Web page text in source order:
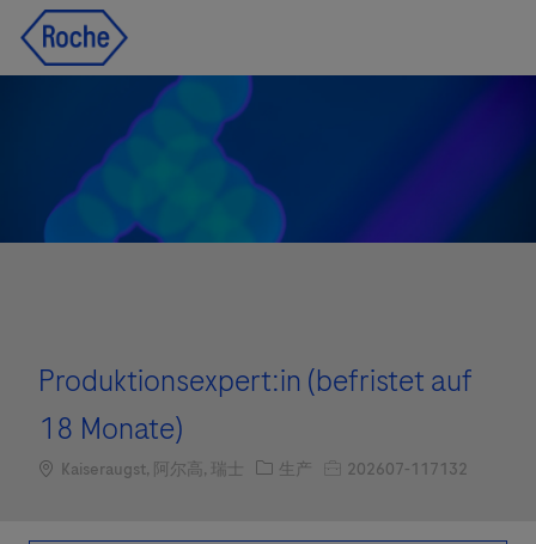
Produktionsexpert:in (befristet auf
18 Monate)
Location
Kaiseraugst, 阿尔高, 瑞士 职位类别
生产 职位编号
202607-117132